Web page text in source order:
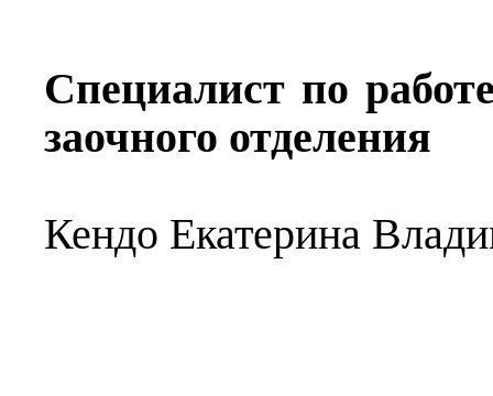
Специалист по
заочного отделения
Кендо Екатерина